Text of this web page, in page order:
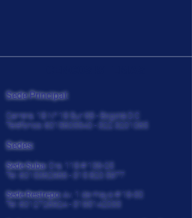
Sede Principal:
Carrera. 18 N° 18 Sur 68 - Bogotá D.C
Teléfonos: 6015605540 - 322 3201065
Sedes:
Sede Suba: Cra. 118 # 136-25
Tel: 6015362966 - 315 820 5977
Sede Restrepo: Av. 1 de mayo # 16-30
Tel: 6012726924- 3195142033